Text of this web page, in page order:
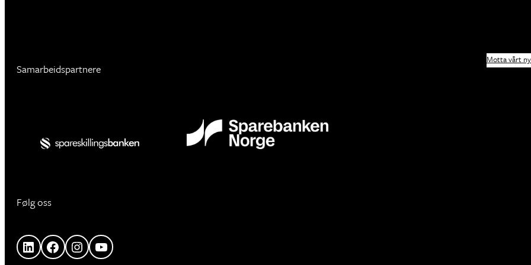
Samarbeidspartnere
Følg oss
LinkedIn Facebook Instagram YouTube
Motta vårt